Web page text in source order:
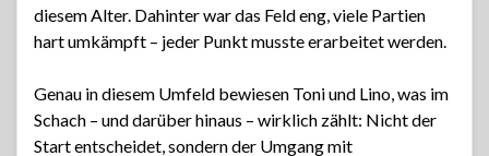
diesem Alter. Dahinter war das Feld eng, viele Partien
hart umkämpft – jeder Punkt musste erarbeitet werden.
Genau in diesem Umfeld bewiesen Toni und Lino, was im
Schach – und darüber hinaus – wirklich zählt: Nicht der
Start entscheidet, sondern der Umgang mit